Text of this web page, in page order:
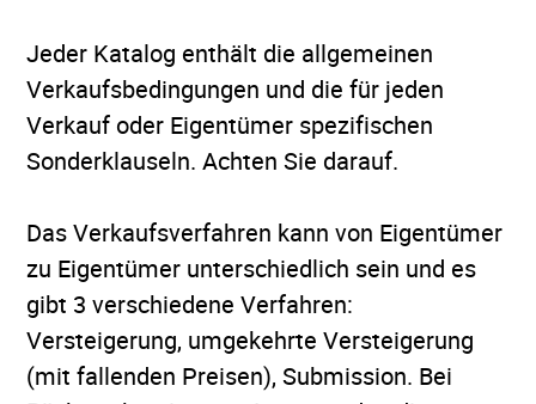
Jeder Katalog enthält die allgemeinen
Verkaufsbedingungen und die für jeden
Verkauf oder Eigentümer spezifischen
Sonderklauseln. Achten Sie darauf.
Das Verkaufsverfahren kann von Eigentümer
zu Eigentümer unterschiedlich sein und es
gibt 3 verschiedene Verfahren:
Versteigerung, umgekehrte Versteigerung
(mit fallenden Preisen), Submission. Bei